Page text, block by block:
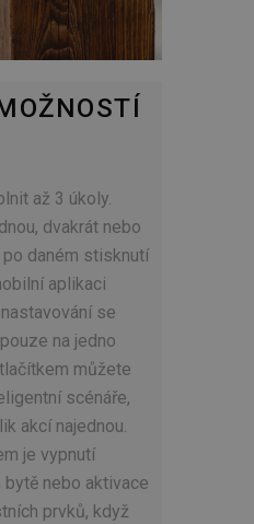
až 3 úkoly.
dvakrát nebo
daném stisknutí
aplikaci
se
na jedno
můžete
scénáře,
akcí najednou.
je vypnutí
nebo aktivace
prvků, když